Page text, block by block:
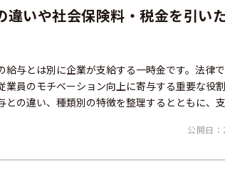
違いや社会保険料・税金を引い
給与とは別に企業が支給する一時金です。法律
員のモチベーション向上に寄与する重要な役
との違い、種類別の特徴を整理するとともに、
公開日